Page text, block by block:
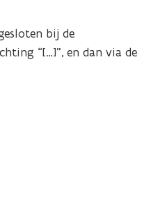
bij de
“[…]”, en dan via de